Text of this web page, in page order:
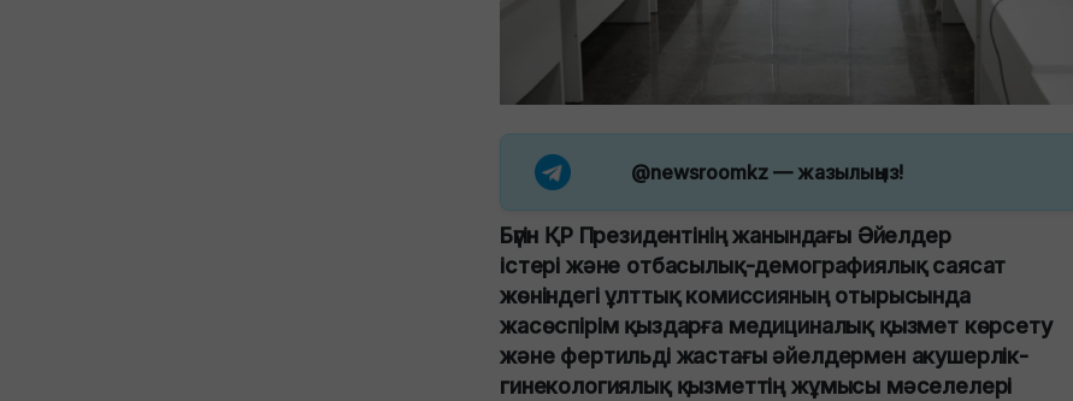
@newsroomkz— жазылыңыз!
Бүгін ҚР Президентінің жанындағы Әйелдер
істері және отбасылық-демографиялық саясат
жөніндегі ұлттық комиссияның отырысында
жасөспірім қыздарға медициналық қызмет көрсету
және фертильді жастағы әйелдермен акушерлік-
гинекологиялық қызметтің жұмысы мәселелері